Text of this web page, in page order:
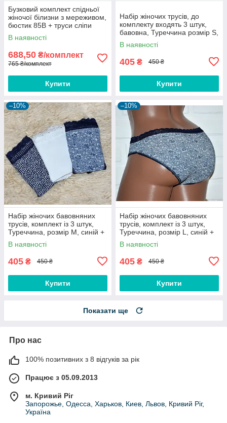
Бузковий комплект спідньої
жіночої білизни з мереживом,
бюстик 85B + труси сліпи
розмір XL
В наявності
688,50 ₴/комплект
765 ₴/комплект
Купити
Набір жіночих трусів, до
комплекту входять 3 штук,
бавовна, Туреччина розмір S,
синій + білий
В наявності
405 ₴ 450 ₴
Купити
–10%
Набір жіночих бавовняних
трусів, комплект із 3 штук,
Туреччина, розмір M, синій +
білий
В наявності
405 ₴ 450 ₴
Купити
–10%
Набір жіночих бавовняних
трусів, комплект із 3 штук,
Туреччина, розмір L, синій +
білий
В наявності
405 ₴ 450 ₴
Купити
Показати ще
Про нас
100% позитивних з 8 відгуків за рік
Працює з 05.09.2013
м. Кривий Ріг
Запорожье, Одесса, Харьков, Киев, Львов, Кривий Ріг,
Україна